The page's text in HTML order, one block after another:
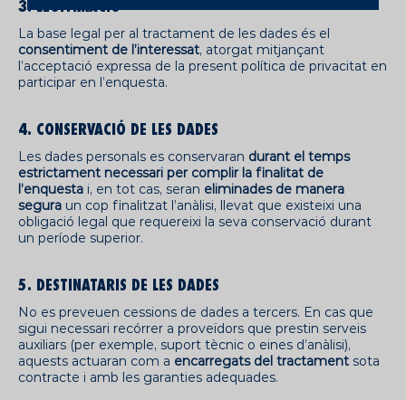
3. LEGITIMACIÓ
La base legal per al tractament de les dades és el
consentiment de l’interessat, atorgat mitjançant
l’acceptació expressa de la present política de privacitat en
participar en l’enquesta.
4. CONSERVACIÓ DE LES DADES
Les dades personals es conservaran durant el temps
estrictament necessari per complir la finalitat de
l’enquesta i, en tot cas, seran eliminades de manera
segura un cop finalitzat l’anàlisi, llevat que existeixi una
obligació legal que requereixi la seva conservació durant
un període superior.
5. DESTINATARIS DE LES DADES
No es preveuen cessions de dades a tercers. En cas que
sigui necessari recórrer a proveïdors que prestin serveis
auxiliars (per exemple, suport tècnic o eines d’anàlisi),
aquests actuaran com a encarregats del tractament sota
contracte i amb les garanties adequades.